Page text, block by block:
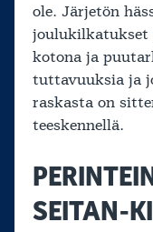
ole. Järjetön
kotona ja
tuttavuuksia ja
raskasta on
teeskennellä.
SEITAN-